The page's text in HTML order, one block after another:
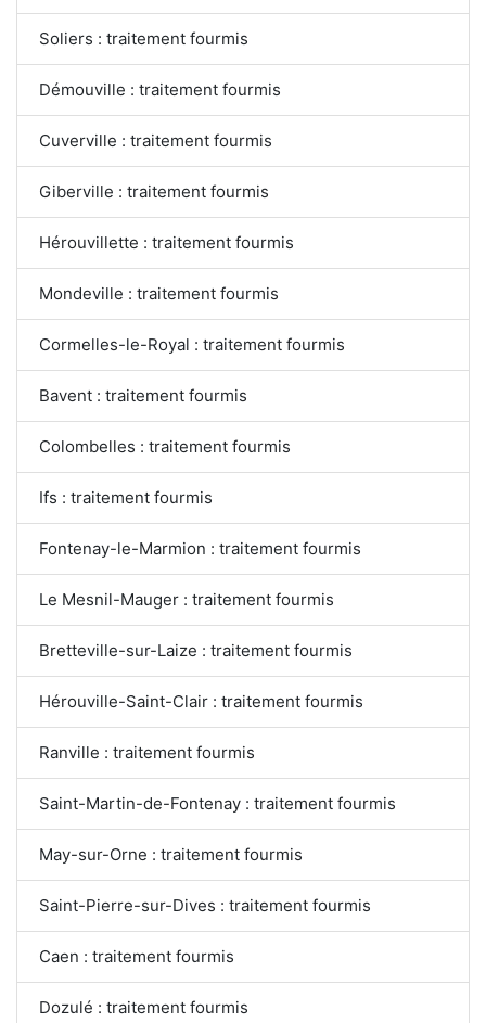
Soliers : traitement fourmis
Démouville : traitement fourmis
Cuverville : traitement fourmis
Giberville : traitement fourmis
Hérouvillette : traitement fourmis
Mondeville : traitement fourmis
Cormelles-le-Royal : traitement fourmis
Bavent : traitement fourmis
Colombelles : traitement fourmis
Ifs : traitement fourmis
Fontenay-le-Marmion : traitement fourmis
Le Mesnil-Mauger : traitement fourmis
Bretteville-sur-Laize : traitement fourmis
Hérouville-Saint-Clair : traitement fourmis
Ranville : traitement fourmis
Saint-Martin-de-Fontenay : traitement fourmis
May-sur-Orne : traitement fourmis
Saint-Pierre-sur-Dives : traitement fourmis
Caen : traitement fourmis
Dozulé : traitement fourmis